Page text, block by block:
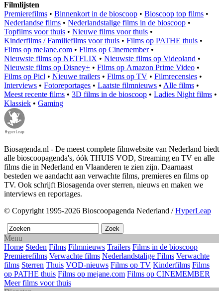
Filmlijsten
Premierefilms • Binnenkort in de bioscoop • Bioscoop top films •
Nederlandse films • Nederlandstalige films in de bioscoop •
Topfilms voor thuis • Nieuwe films voor thuis •
Kinderfilms / Familiefilms voor thuis • Films op PATHE thuis •
Films op meJane.com • Films op Cinemember•
Nieuwste films op NETFLIX • Nieuwste films op Videoland •
Nieuwste films op Disney+ • Films op Amazon Prime Video •
Films op Picl • Nieuwe trailers • Films op TV • Filmrecensies •
Interviews • Fotoreportages • Laatste filmnieuws • Alle films •
Meest recente films • 3D films in de bioscoop • Ladies Night films •
Klassiek • Gaming
Biosagenda.nl - De meest complete filmwebsite van Nederland biedt
alle bioscoopagenda's, óók THUIS VOD, Streaming en TV en alle
films die in Nederland en Vlaanderen te zien zijn. Daarnaast
besteden we aandacht aan verwachte films, premieres en films op
TV. Ook schrijft Biosagenda over sterren, nieuws en maken we
interviews en reportages.
© Copyright 1995-2026 Bioscoopagenda Nederland /HyperLeap
Menu
Home Steden Films Filmnieuws Trailers Films in de bioscoop
Premierefilms Verwachte films Nederlandstalige Films Verwachte
films Sterren Thuis VOD-nieuws Films op TV Kinderfilms Films
op PATHE thuis Films op mejane.com Films op CINEMEMBER
Meer films voor thuis